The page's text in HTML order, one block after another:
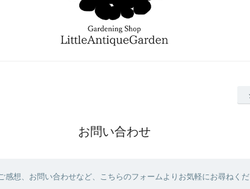
お問い合わせ
感想、お問い合わせなど、こちらのフォームよりお気軽にお尋ねく